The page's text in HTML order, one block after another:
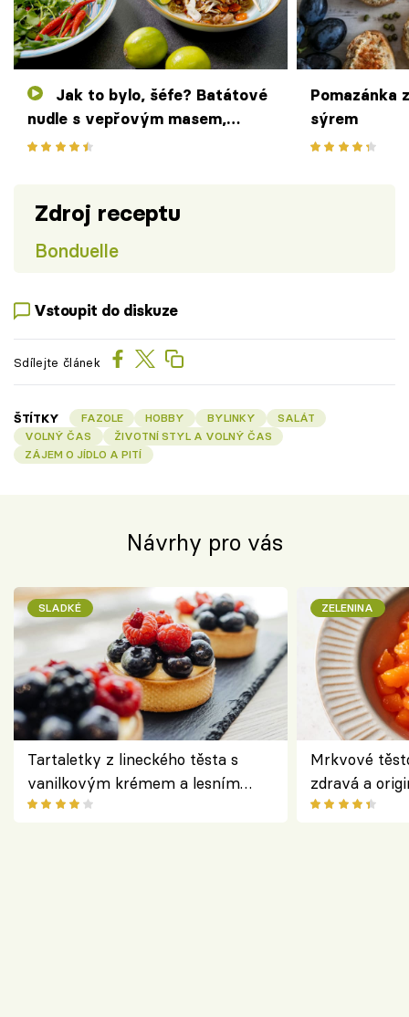
nudle s vepřovým masem,
shiitake, mungo klíčky a
Pomazánka
sýrem
Zdroj receptu
Bonduelle
Vstoupit do diskuze
Sdílejte článek
ŠTÍTKY FAZOLE HOBBY BYLINKY
SALÁT
VOLNÝ ČAS
ŽIVOTNÍ STYL A VOLNÝ ČAS
ZÁJEM O JÍDLO A PITÍ
Návrhy pro vás
SLADKÉ
Tartaletky z lineckého těsta s
vanilkovým krémem a lesním
ovocem podle Bread Society
ZELENINA
Mrkvové
zdravá a
klasiky